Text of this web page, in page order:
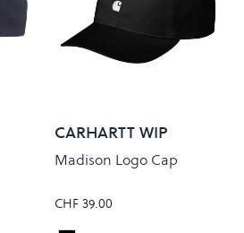
CARHARTT WIP
Madison Logo Cap
CHF 39.00